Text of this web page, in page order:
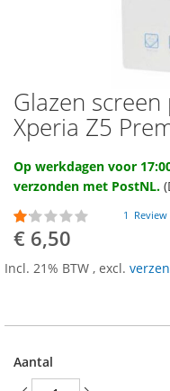
Ga
naar
het
van
de
afbeeldingen-
gallerij
Glazen
Xperia Z5
Op werkdagen voor
verzonden met PostNL.
Waardering:
20
% of100
1 Review
€ 6,50
Incl. 21% BTW , excl.
Aantal